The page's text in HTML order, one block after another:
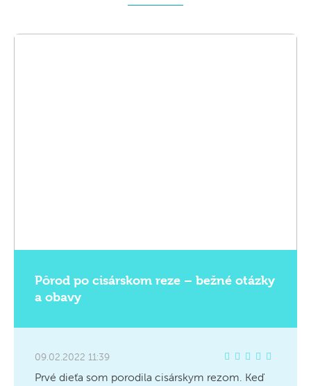
Pôrod po cisárskom reze – bežné otázky
a obavy
09.02.2022 11:39
Prvé dieťa som porodila cisárskym rezom. Keď